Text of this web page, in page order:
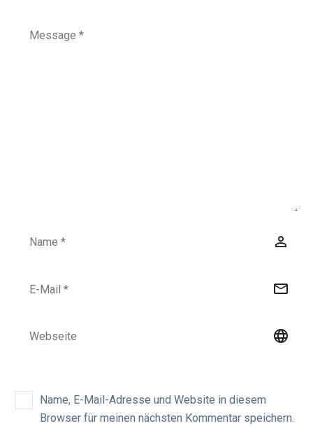
Name, E-Mail-Adresse und Website in diesem
Browser für meinen nächsten Kommentar speichern.